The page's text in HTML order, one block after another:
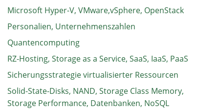
Microsoft Hyper-V, VMware,vSphere, OpenStack
Personalien, Unternehmenszahlen
Quantencomputing
RZ-Hosting, Storage as a Service, SaaS, IaaS, PaaS
Sicherungsstrategie virtualisierter Ressourcen
Solid-State-Disks, NAND, Storage Class Memory,
Storage Performance, Datenbanken, NoSQL